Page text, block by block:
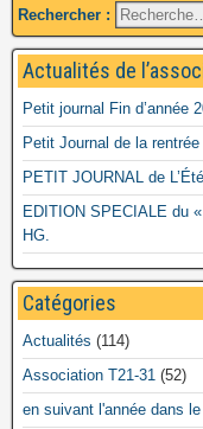
Rechercher :
Actualités de
Petit journal Fin d’année
Petit Journal de la rentrée
PETIT JOURNAL de
EDITION SPECIALE du
HG.
Catégories
Actualités (114)
Association T21-31 (52)
en suivant l'année dans